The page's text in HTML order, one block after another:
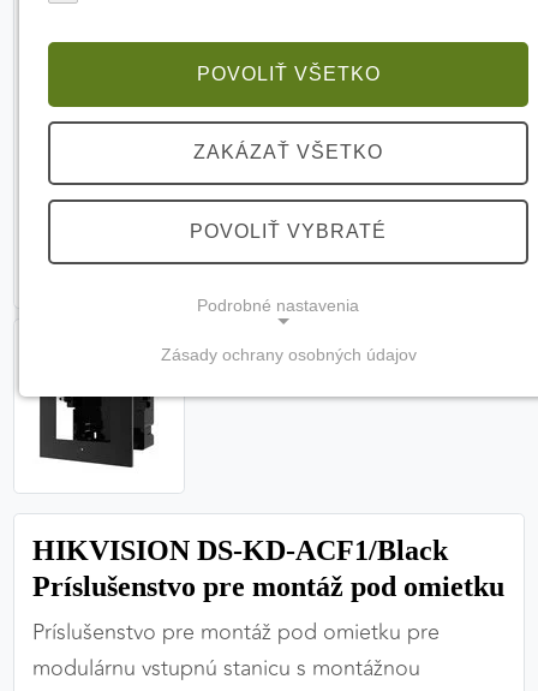
HIKVISION DS-KD-ACF1/Black
Príslušenstvo pre montáž pod omietku
Príslušenstvo pre montáž pod omietku pre
modulárnu vstupnú stanicu s montážnou
POVOLIŤ VŠETKO
ZAKÁZAŤ VŠETKO
POVOLIŤ VYBRATÉ
Podrobné nastavenia
(vždy aktívne, nemožno vypnúť)
Tieto cookies sú potrebné na správne fungovanie
webovej stránky a bez nich by nebolo možné
zabezpečiť jej plnú funkčnosť.
Nevyhnutné cookies
PREFERENČNÉ COOKIES
Zásady ochrany osobných údajov